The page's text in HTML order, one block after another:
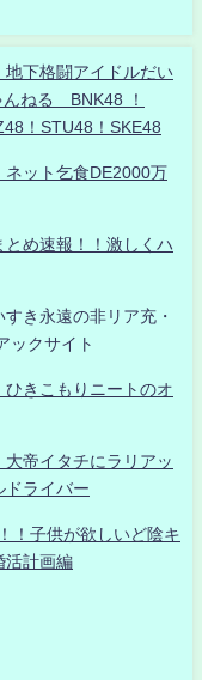
下格闘アイドルだい
ねる BNK48 ！
！STU48！SKE48
ネット乞食DE2000万
とめ速報！！激しくハ
き永遠の非リア充・
ックサイト
きこもりニートのオ
帝イタチにラリアッ
ドライバー
！子供が欲しいど陰キ
活計画編